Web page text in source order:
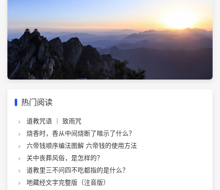
热门阅读
道教咒语 ｜ 致雨咒
烧香时，香从中间烧断了暗示了什么？
六帝钱顺序编法图解 六帝钱的使用方法
关中丧葬风俗，是怎样的？
道教里三不问四不吃都指的是什么？
地藏经文字完整版（注音版）